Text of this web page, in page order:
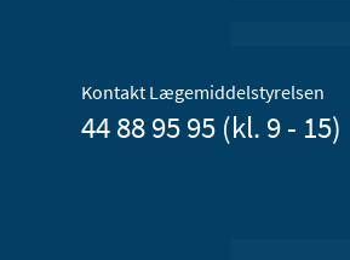
Kontakt Lægemiddelstyrelsen
44 88 95 95 (kl. 9 - 15)